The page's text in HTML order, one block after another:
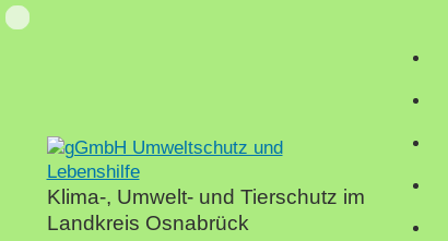
Skip
to
Loading...
Klima-, Umwelt- und Tierschutz im
Landkreis Osnabrück